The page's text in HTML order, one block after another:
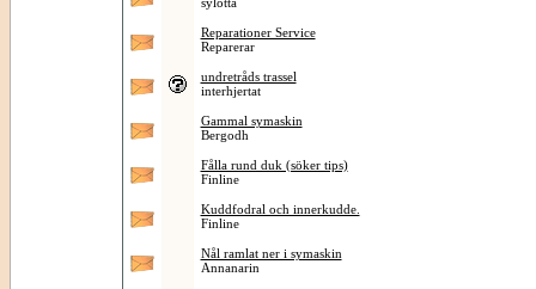
Reparationer Service
Reparerar
undretråds trassel
interhjertat
Gammal symaskin
Bergodh
Fålla rund duk (söker tips)
Finline
Kuddfodral och innerkudde.
Finline
Nål ramlat ner i symaskin
Annanarin